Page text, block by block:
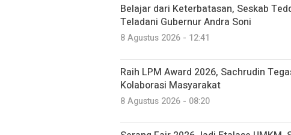
Belajar dari Keterbatasan, Seskab
Teladani Gubernur Andra Soni
8 Agustus 2026 - 12:41
Raih LPM Award 2026, Sachrudin
Kolaborasi Masyarakat
8 Agustus 2026 - 08:20